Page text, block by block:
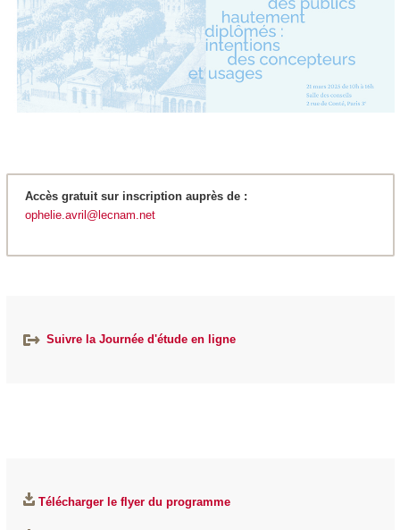
Accès gratuit sur inscription auprès de :
ophelie.avril@lecnam.net
Suivre la Journée d'étude en ligne
Télécharger le flyer du programme